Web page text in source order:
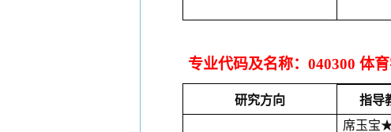
专业代码及名称： 040300 体
研究方向 指导
席玉宝